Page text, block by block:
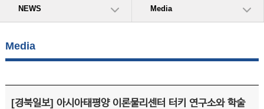
NEWS Media
Media
[경북일보] 아시아태평양 이론물리센터 터키 연구소와 학술